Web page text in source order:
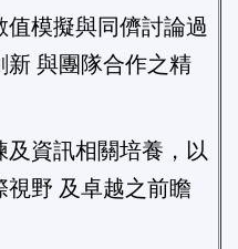
值模擬與同儕討論過
新 與團隊合作之精
及資訊相關培養，以
視野 及卓越之前瞻